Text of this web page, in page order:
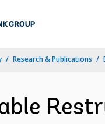
Research & Publications